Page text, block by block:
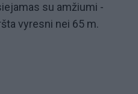
su amžiumi -
vyresni nei 65 m.